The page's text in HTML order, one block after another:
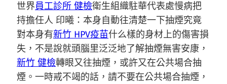
世界員工診所 健檢衛生組織駐華代表處慢病把
持擔任人 印曦：本身自動往清楚一下抽煙究竟
對本身有新竹 HPV疫苗什么樣的身材上的傷害損
失，不是說就頭腦里泛泛地了解抽煙無害安康，
新竹 健檢轉眼又往抽煙，或許又在公共場合抽
煙。一時戒不竭的話，請不要在公共場合抽煙，